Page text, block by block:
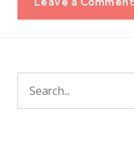
Search
for: